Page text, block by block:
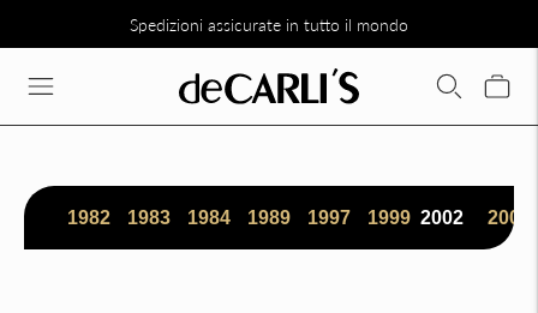
Spedizioni assicurate in tutto il mondo
1982 1983 1984 1989 1997 1999 2002 2003